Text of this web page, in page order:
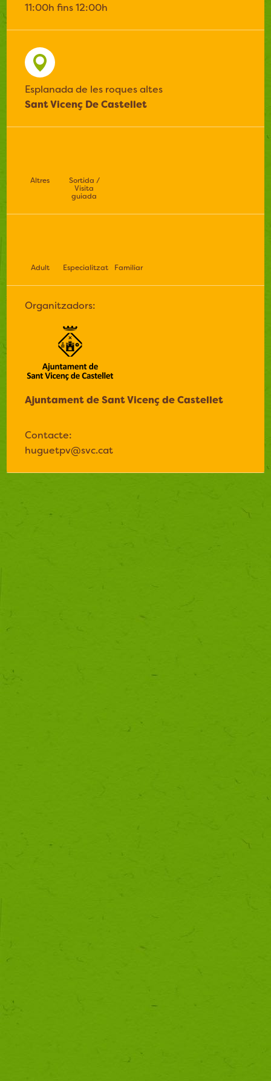
11:00h fins 12:00h
Esplanada de les roques altes
Sant Vicenç De Castellet
Altres
Sortida /
Visita
guiada
Adult Especialitzat Familiar
Organitzadors:
Ajuntament de Sant Vicenç de Castellet
Contacte:
huguetpv@svc.cat